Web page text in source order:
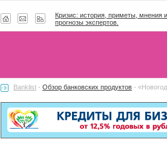
Кризис: история, приметы, мнения и
прогнозы экспертов.
Banklist - Обзор банковских продуктов -